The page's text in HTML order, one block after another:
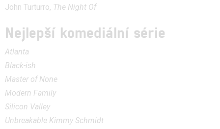
John Turturro, The Night Of
Nejlepší komediální série
Atlanta
Black-ish
Master of None
Modern Family
Silicon Valley
Unbreakable Kimmy Schmidt